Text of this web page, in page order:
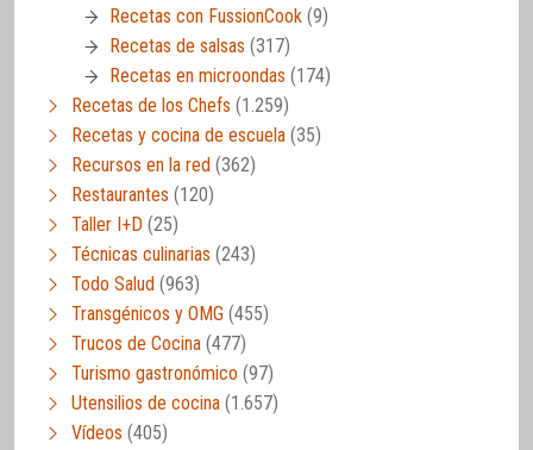
Recetas con FussionCook (9)
Recetas de salsas (317)
Recetas en microondas (174)
Recetas de los Chefs (1.259)
Recetas y cocina de escuela (35)
Recursos en la red (362)
Restaurantes (120)
Taller I+D (25)
Técnicas culinarias (243)
Todo Salud (963)
Transgénicos y OMG (455)
Trucos de Cocina (477)
Turismo gastronómico (97)
Utensilios de cocina (1.657)
Vídeos (405)